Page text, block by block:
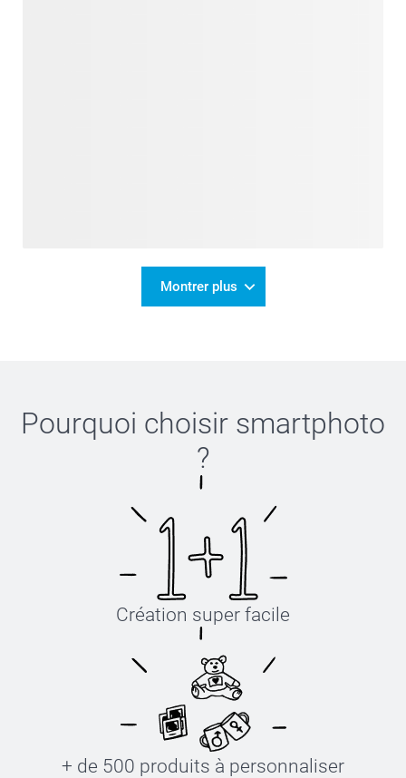
Montrer plus
Pourquoi choisir smartphoto
?
Création super facile
+ de 500 produits à personnaliser